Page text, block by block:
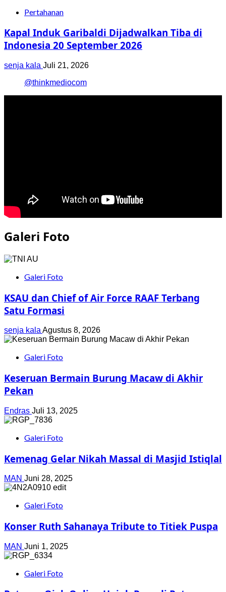
Pertahanan
Kapal Induk Garibaldi Dijadwalkan Tiba di
Indonesia 20 September 2026
senja kala Juli 21, 2026
@thinkmediocom
Galeri Foto
Galeri Foto
KSAU dan Chief of Air Force RAAF Terbang
Satu Formasi
senja kalaAgustus 8, 2026
Galeri Foto
Keseruan Bermain Burung Macaw di Akhir
Pekan
Endras Juli 13, 2025
Galeri Foto
Kemenag Gelar Nikah Massal di Masjid Istiqlal
MAN Juni 28, 2025
Galeri Foto
Konser Ruth Sahanaya Tribute to Titiek Puspa
MAN Juni 1, 2025
Galeri Foto